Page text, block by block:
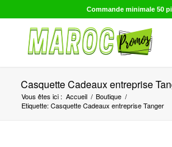
Commande minimale 50
Casquette Cadeaux entreprise
Vous êtes ici : Accueil / Boutique /
Etiquette: Casquette Cadeaux entreprise Tanger